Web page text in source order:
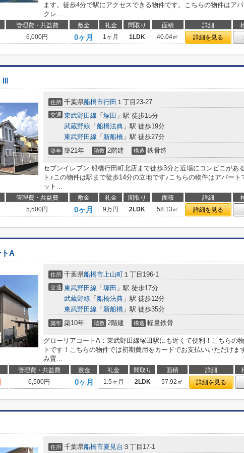
ます。徒歩4分で駅にアクセスできる物件です。こちらの物件はアパ
クレ...
管理費・共益費 敷金 礼金 間取り 面積 詳細
6,000円 0ヶ月 1ヶ月 1LDK 40.04㎡ 詳細を見る
住所 千葉県船橋市行田 １丁目23-27
交通 東武野田線 「 塚田 」駅 徒歩15分
武蔵野線 「 船橋法典 」駅 徒歩19分
東武野田線 「 新船橋 」駅 徒歩27分
築年 築21年 階数 2階建 構造 鉄骨造
セブンイレブン 船橋行田町北店まで徒歩3分と近場にコンビニがあ
ト♪この物件は駅まで徒歩14分の立地です♪こちらの物件はアパート
ット...
管理費・共益費 敷金 礼金 間取り 面積 詳細
5,500円 0ヶ月 9万円 2LDK 58.13㎡ 詳細を見る
トA
住所 千葉県船橋市上山町 １丁目196-1
交通 東武野田線 「 塚田 」駅 徒歩17分
武蔵野線 「 船橋法典 」駅 徒歩12分
東武野田線 「 新船橋 」駅 徒歩35分
築年 築10年 階数 2階建 構造 軽量鉄骨
グローリアコートA：東武野田線塚田駅にも近くて便利！こちらの
トです！こちらの物件では初期費用をカードでお支払いいただけま
み置...
管理費・共益費 敷金 礼金 間取り 面積 詳細
6,500円 0ヶ月 1.5ヶ月 2LDK 57.92㎡ 詳細を見る
住所 千葉県船橋市夏見台 ３丁目17-1